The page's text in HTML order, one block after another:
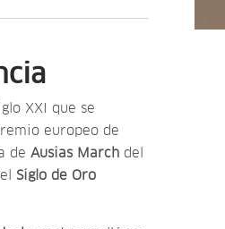
XXI que se
europeo de
de Ausias Marchdel
Siglo de Oro